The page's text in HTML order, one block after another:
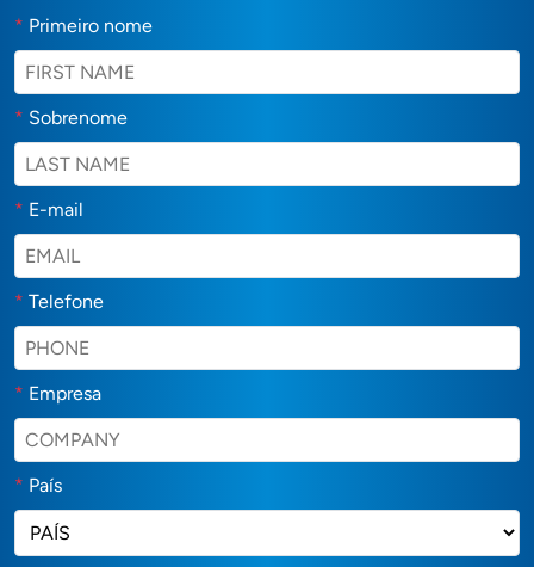
* Primeiro nome
* Sobrenome
* E-mail
* Telefone
* Empresa
* País